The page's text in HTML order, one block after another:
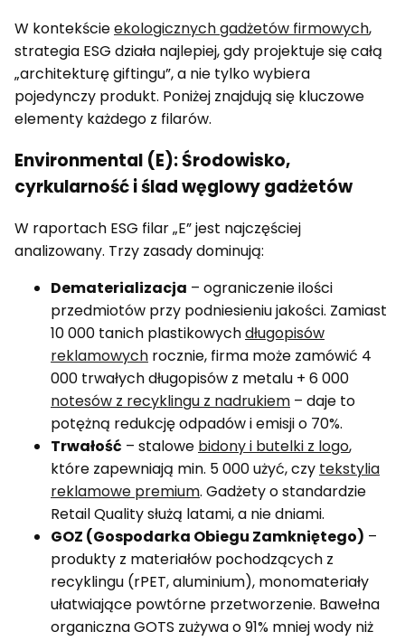
W kontekścieekologicznych gadżetów firmowych,
strategia ESG działa najlepiej, gdy projektuje się całą
„architekturę giftingu”, a nie tylko wybiera
pojedynczy produkt. Poniżej znajdują się kluczowe
elementy każdego z filarów.
Environmental (E): Środowisko,
cyrkularność i ślad węglowy gadżetów
W raportach ESG filar „E” jest najczęściej
analizowany. Trzy zasady dominują:
Dematerializacja – ograniczenie ilości
przedmiotów przy podniesieniu jakości. Zamiast
10 000 tanich plastikowychdługopisów
reklamowych rocznie, firma może zamówić 4
000 trwałych długopisów z metalu + 6 000
notesów z recyklingu z nadrukiem – daje to
potężną redukcję odpadów i emisji o 70%.
Trwałość – stalowe bidony i butelki z logo,
które zapewniają min. 5 000 użyć, czy tekstylia
reklamowe premium. Gadżety o standardzie
Retail Quality służą latami, a nie dniami.
GOZ (Gospodarka Obiegu Zamkniętego) –
produkty z materiałów pochodzących z
recyklingu (rPET, aluminium), monomateriały
ułatwiające powtórne przetworzenie. Bawełna
organiczna GOTS zużywa o 91% mniej wody niż